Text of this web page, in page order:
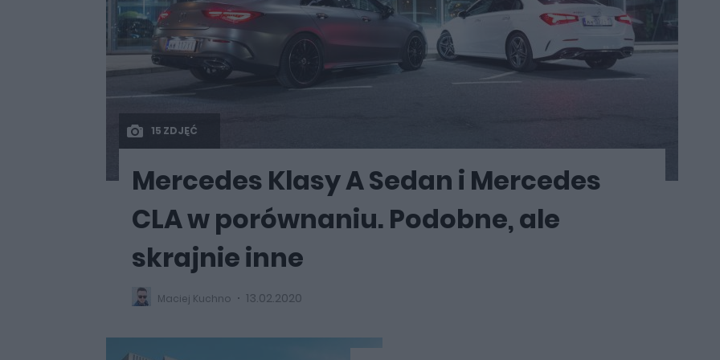
15 ZDJĘĆ
Mercedes Klasy A Sedan i Mercedes
CLA w porównaniu. Podobne, ale
skrajnie inne
Maciej Kuchno 13.02.2020